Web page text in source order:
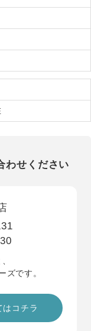
わせください
ズです。
コチラ